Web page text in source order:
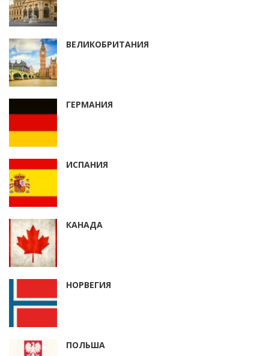
ВЕЛИКОБРИТАНИЯ
ГЕРМАНИЯ
ИСПАНИЯ
КАНАДА
НОРВЕГИЯ
ПОЛЬША